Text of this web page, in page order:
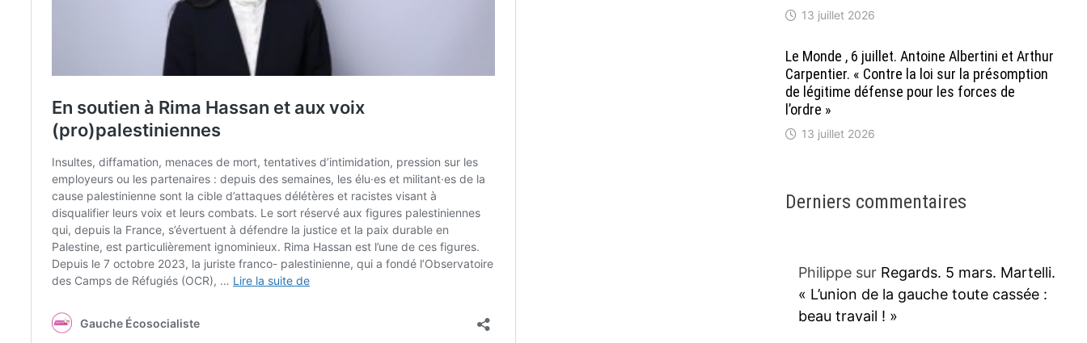
13 juillet 2026
Le Monde , 6 juillet. Antoine Albertini et Arthur
Carpentier. « Contre la loi sur la présomption
de légitime défense pour les forces de
l’ordre »
13 juillet 2026
Derniers commentaires
Philippesur Regards. 5 mars. Martelli.
« L’union de la gauche toute cassée :
beau travail ! »